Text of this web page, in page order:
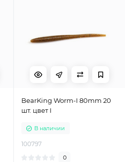
BearKing Worm-I 80mm 20
шт. цвет I
В наличии
100797
0